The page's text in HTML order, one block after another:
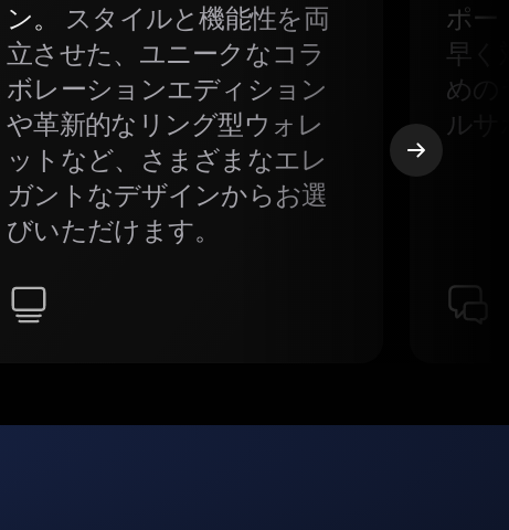
ン。
スタイルと機能性を両
立させた、ユニークなコラ
ボレーションエディション
や革新的なリング型ウォレ
ットなど、さまざまなエレ
ガントなデザインからお選
びいただけます。
ポー
早く
めの
ルサ